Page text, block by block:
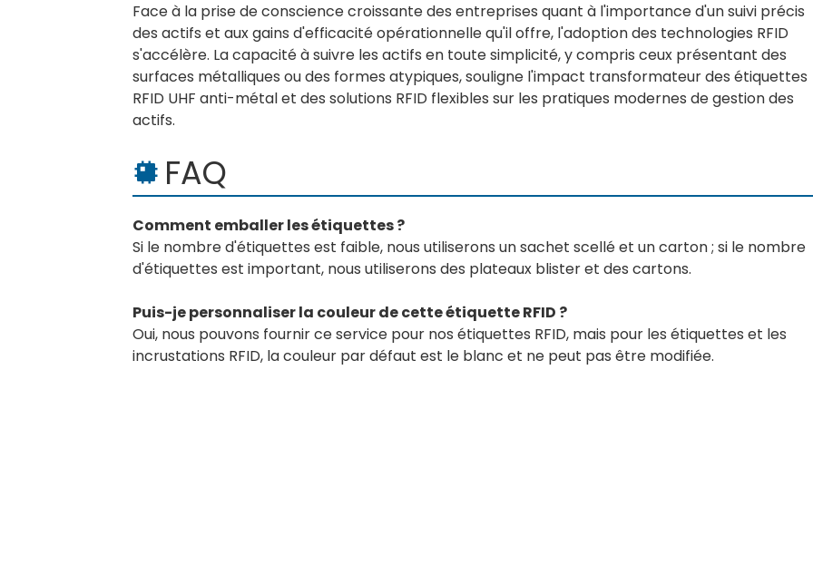
Face à la prise de conscience croissante des entreprises quant à l'importance d'un suivi précis
des actifs et aux gains d'efficacité opérationnelle qu'il offre, l'adoption des technologies RFID
s'accélère. La capacité à suivre les actifs en toute simplicité, y compris ceux présentant des
surfaces métalliques ou des formes atypiques, souligne l'impact transformateur des étiquettes
RFID UHF anti-métal et des solutions RFID flexibles sur les pratiques modernes de gestion des
actifs.
FAQ
Comment emballer les étiquettes ?
Si le nombre d'étiquettes est faible, nous utiliserons un sachet scellé et un carton ; si le nombre
d'étiquettes est important, nous utiliserons des plateaux blister et des cartons.
Puis-je personnaliser la couleur de cette étiquette RFID ?
Oui, nous pouvons fournir ce service pour nos étiquettes RFID, mais pour les étiquettes et les
incrustations RFID, la couleur par défaut est le blanc et ne peut pas être modifiée.